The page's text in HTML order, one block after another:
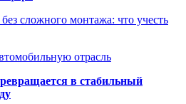
сложного монтажа: что учесть
отрасль
в стабильный